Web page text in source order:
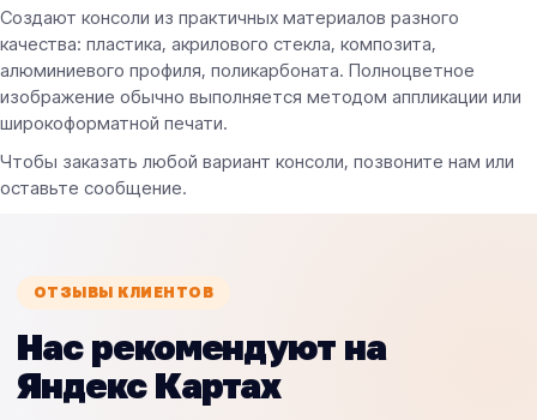
Создают консоли из практичных материалов разного
качества: пластика, акрилового стекла, композита,
алюминиевого профиля, поликарбоната. Полноцветное
изображение обычно выполняется методом аппликации или
широкоформатной печати.
Чтобы заказать любой вариант консоли, позвоните нам или
оставьте сообщение.
ОТЗЫВЫ КЛИЕНТОВ
Нас рекомендуют на
Яндекс Картах